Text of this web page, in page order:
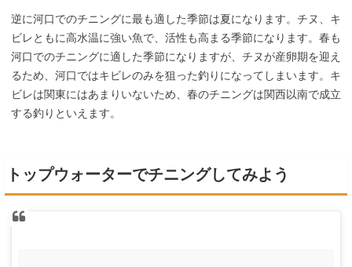
逆に河口でのチニングに最も適した季節は夏になります。チヌ、キ
ビレともに高水温に強い魚で、活性も高まる季節になります。春も
河口でのチニングに適した季節になりますが、チヌが産卵期を迎え
るため、河口ではキビレのみを狙った釣りになってしまいます。キ
ビレは関東にはあまりいないため、春のチニングは関西以南で成立
する釣りといえます。
トップウォーターでチニングしてみよう